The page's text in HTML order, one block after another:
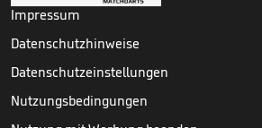
Impressum
Datenschutzhinweise
Datenschutzeinstellungen
Nutzungsbedingungen